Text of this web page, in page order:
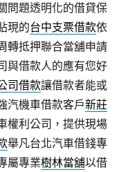
問題透明化的借貸保
現的台中支票借款依
轉抵押聯合當舖申請
與借款人的應有您好
司借款讓借款者能或
汽機車借款客戶新莊
權利公司，提供現場
舉凡台北汽車借錢專
屬專業樹林當舖以借